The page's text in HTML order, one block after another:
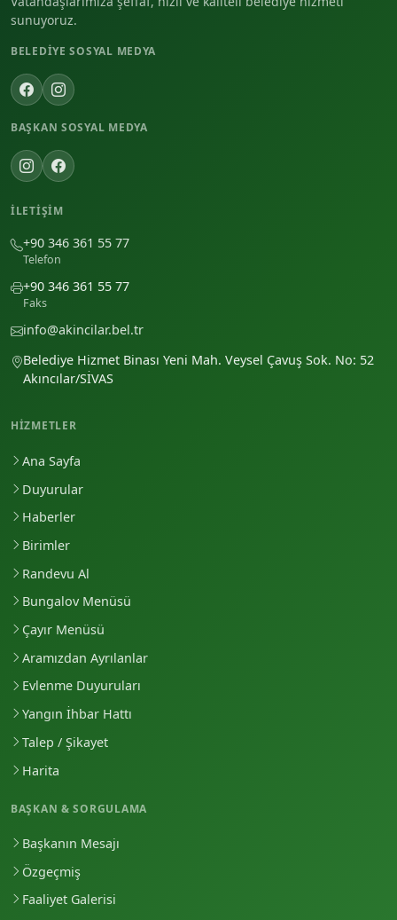
sunuyoruz.
BELEDIYE SOSYAL MEDYA
BAŞKAN SOSYAL MEDYA
İLETIŞIM
+90 346 361 55 77
Telefon
+90 346 361 55 77
Faks
info@akincilar.bel.tr
Belediye Hizmet Binası Yeni Mah. Veysel Çavuş Sok. No: 52
Akıncılar/SİVAS
HIZMETLER
Ana Sayfa
Duyurular
Haberler
Birimler
Randevu Al
Bungalov Menüsü
Çayır Menüsü
Aramızdan Ayrılanlar
Evlenme Duyuruları
Yangın İhbar Hattı
Talep / Şikayet
Harita
BAŞKAN & SORGULAMA
Başkanın Mesajı
Özgeçmiş
Faaliyet Galerisi